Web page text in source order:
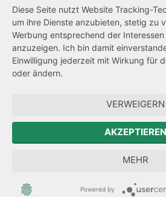
Netiquette
Transparenzanspruch
Hinweisgeberschutz
Forum Mitteleuropa
Der Sächsische
Sächsische Landesbeauftragte
Diese Seite nutzt Website Tracking-
um ihre Dienste anzubieten, stetig zu
Werbung entsprechend der
anzuzeigen. Ich bin damit
Einwilligung jederzeit mit Wirkung für
oder ändern.
VERWEIGERN
AKZEPTIEREN
MEHR
Powered by